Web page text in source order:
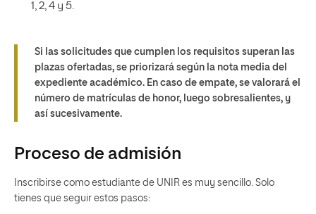
1, 2, 4 y 5.
Si las solicitudes que cumplen los requisitos superan las
plazas ofertadas, se priorizará según la nota media del
expediente académico. En caso de empate, se valorará el
número de matrículas de honor, luego sobresalientes, y
así sucesivamente.
Proceso de admisión
Inscribirse como estudiante de UNIR es muy sencillo. Solo
tienes que seguir estos pasos: